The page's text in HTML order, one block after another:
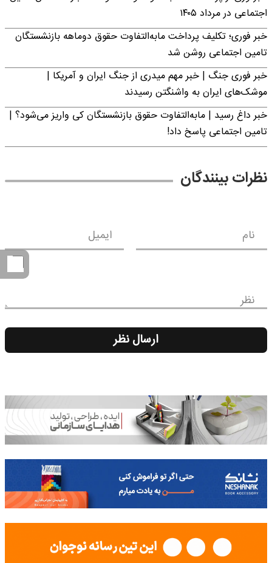
اجتماعی در مرداد ۱۴۰۵
خبر فوری؛ تکلیف پرداخت مابه‌التفاوت حقوق دوماهه بازنشستگان
تامین اجتماعی روشن شد
خبر فوری جنگ | خبر مهم میدری از جنگ ایران و آمریکا |
موشک‌های ایران به واشنگتن رسیدند
خبر داغ رسید | مابه‌التفاوت حقوق بازنشستگان کی واریز می‌شود؟ |
تامین اجتماعی پاسخ داد!
نظرات بینندگان
نام ایمیل
نظر
ارسال نظر